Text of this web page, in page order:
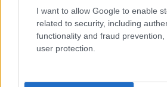
I want to allow Google to enable
related to security, including
functionality and fraud
user protection.